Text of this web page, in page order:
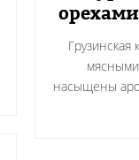
Грузинская
насыщены